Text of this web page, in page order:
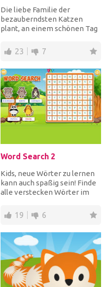
Die liebe Familie der
bezauberndsten Katzen
plant, an einem schönen Tag
Cats...23 7
Word Search 2
Kids, neue Wörter zu lernen
kann auch spaßig sein! Finde
alle verstecken Wörter im
19 6